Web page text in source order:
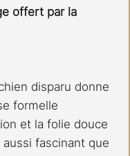
offert par la
disparu donne
formelle
et la folie douce
fascinant que